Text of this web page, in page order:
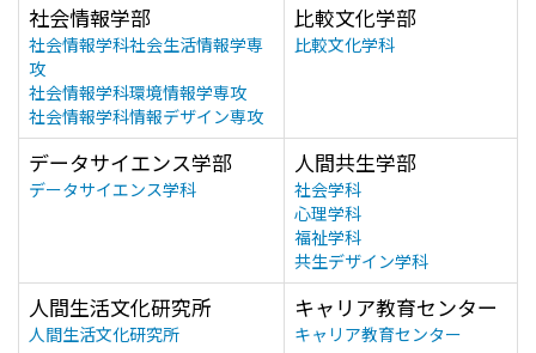
社会情報学部
社会情報学科社会生活情報学専
攻
社会情報学科環境情報学専攻
社会情報学科情報デザイン専攻
比較文化学部
比較文化学科
データサイエンス学部
データサイエンス学科
人間共生学部
社会学科
心理学科
福祉学科
共生デザイン学科
人間生活文化研究所
人間生活文化研究所
キャリア教育センター
キャリア教育センター